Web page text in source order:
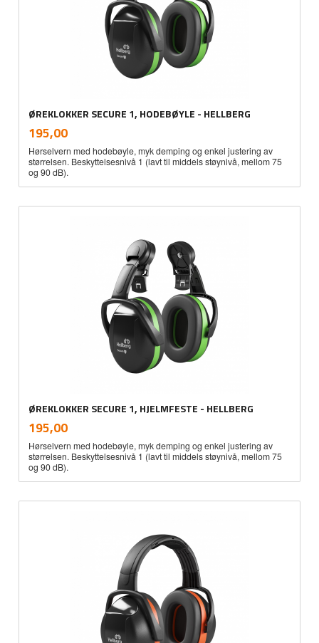
ØREKLOKKER SECURE 1, HODEBØYLE - HELLBERG
Pris
195,00mva.
Hørselvern med hodebøyle, myk demping og enkel justering av
størrelsen. Beskyttelsesnivå 1 (lavt til middels støynivå, mellom 75
og 90 dB).
ØREKLOKKER SECURE 1, HJELMFESTE - HELLBERG
Pris
195,00mva.
Hørselvern med hodebøyle, myk demping og enkel justering av
størrelsen. Beskyttelsesnivå 1 (lavt til middels støynivå, mellom 75
og 90 dB).